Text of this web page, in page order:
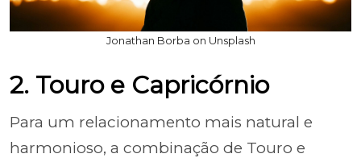
Jonathan Borba on Unsplash
2. Touro e Capricórnio
Para um relacionamento mais natural e
harmonioso, a combinação de Touro e